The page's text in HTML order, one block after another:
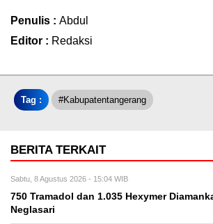
Penulis : Abdul
Editor : Redaksi
Tag : #kabupatentangerang
BERITA TERKAIT
Sabtu, 8 Agustus 2026 - 15:04 WIB
750 Tramadol dan 1.035 Hexymer
Neglasari